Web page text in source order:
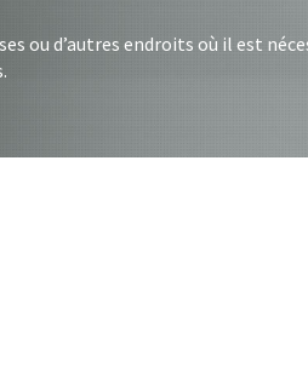
ou d’autres endroits où il est